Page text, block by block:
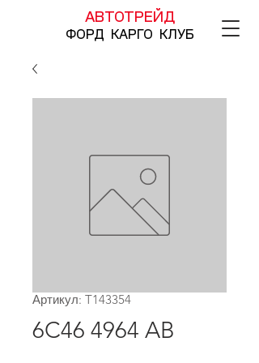
АВТОТРЕЙД
ФОРД КАРГО КЛУБ
Артикул: T143354
6C46 4964 AB